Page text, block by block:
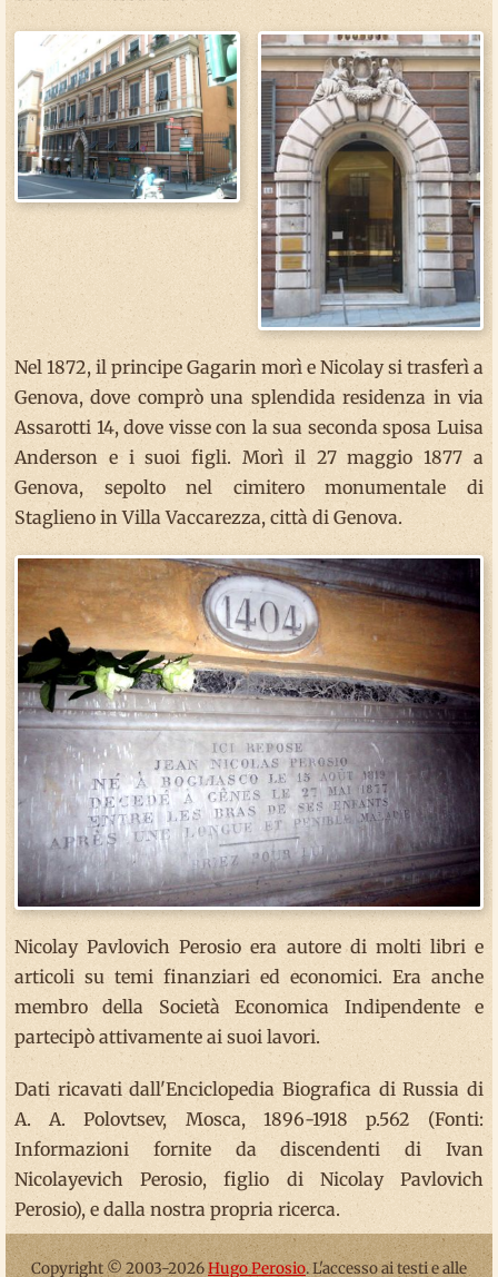
Nel 1872, il principe Gagarin morì e Nicolay si trasferì a
Genova, dove comprò una splendida residenza in via
Assarotti 14, dove visse con la sua seconda sposa Luisa
Anderson e i suoi figli. Morì il 27 maggio 1877 a
Genova, sepolto nel cimitero monumentale di
Staglieno in Villa Vaccarezza, città di Genova.
Nicolay Pavlovich Perosio era autore di molti libri e
articoli su temi finanziari ed economici. Era anche
membro della Società Economica Indipendente e
partecipò attivamente ai suoi lavori.
Dati ricavati dall'Enciclopedia Biografica di Russia di
A. A. Polovtsev, Mosca, 1896-1918 p.562 (Fonti:
Informazioni fornite da discendenti di Ivan
Nicolayevich Perosio, figlio di Nicolay Pavlovich
Perosio), e dalla nostra propria ricerca.
Copyright © 2003-2026Hugo Perosio. L'accesso ai testi e alle